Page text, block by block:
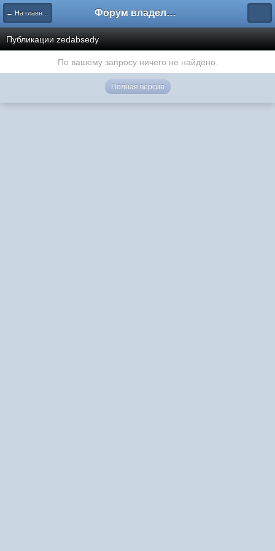
← На главную Форум владельцев интернет-магазинов
Публикации zedabsedy
По вашему запросу ничего не найдено.
Полная версия